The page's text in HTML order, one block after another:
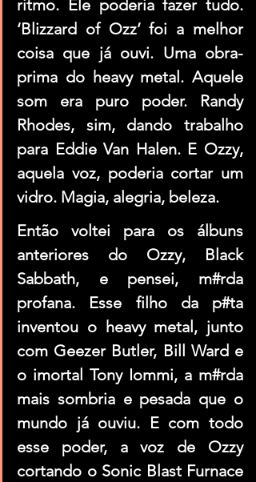
ritmo. Ele poderia fazer tudo.
‘Blizzard of Ozz’ foi a melhor
coisa que já ouvi. Uma obra-
prima do heavy metal. Aquele
som era puro poder. Randy
Rhodes, sim, dando trabalho
para Eddie Van Halen. E Ozzy,
aquela voz, poderia cortar um
vidro. Magia, alegria, beleza.
Então voltei para os álbuns
anteriores do Ozzy, Black
Sabbath, e pensei, m#rda
profana. Esse filho da p#ta
inventou o heavy metal, junto
com Geezer Butler, Bill Ward e
o imortal Tony Iommi, a m#rda
mais sombria e pesada que o
mundo já ouviu. E com todo
esse poder, a voz de Ozzy
cortando o Sonic Blast Furnace